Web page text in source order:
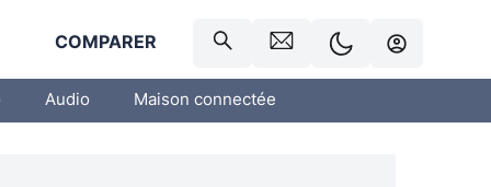
COMPARER
Audio Maison connectée